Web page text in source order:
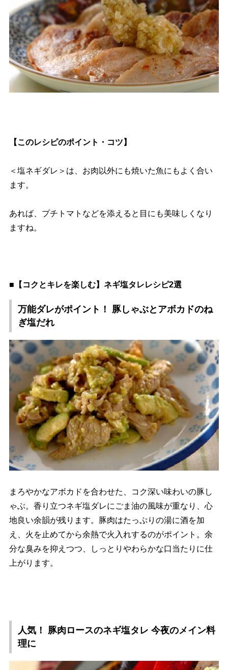
【このレシピのポイント・コツ】
＜塩ネギダレ＞は、お肉以外にも焼いた魚にもよく合い
ます。
あれば、プチトマトなどを添えると目にも美味しくなり
ますね。
■【コクとキレを楽しむ】ネギ塩タレレシピ2選
万能ダレがポイント！ 豚しゃぶとアボカドのね
ぎ塩だれ
まろやかなアボカドを合わせた、コク深い味わいの豚し
ゃぶ。香り立つネギ塩ダレにごま油の風味が重なり、心
地良い余韻が残ります。豚肉はたっぷりの湯に酒を加
え、火を止めてから余熱で火入れするのがポイント。余
分な臭みを抑えつつ、しっとりやわらかな口当たりに仕
上がります。
人気！ 豚肉ロースのネギ塩タレ 今夜のメイン料
理に